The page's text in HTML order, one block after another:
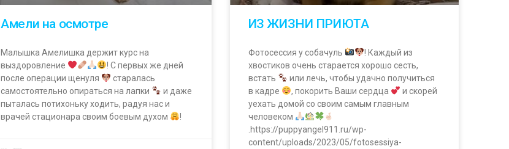
Амели на осмотре
Малышка Амелишка держит курс на
выздоровление
! С первых же дней
после операции щенуля
старалась
самостоятельно опираться на лапки
и даже
пыталась потихоньку ходить, радуя нас и
врачей стационара своим боевым духом
!
ИЗ ЖИЗНИ ПРИЮТА
Фотосессия у собачуль
! Каждый из
хвостиков очень старается хорошо сесть,
встать
или лечь, чтобы удачно получиться
в кадре
, покорить Ваши сердца
и скорей
уехать домой со своим самым главным
человеком
.https://puppyangel911.ru/wp-
content/uploads/2023/05/fotosessiya-